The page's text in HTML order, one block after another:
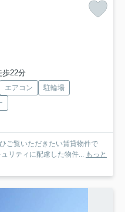
歩22分
エアコン
駐輪場
ご覧いただきたい賃貸物件で
リティに配慮した物件... もっと